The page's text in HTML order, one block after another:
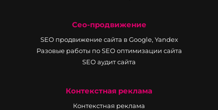
Сео-продвижение
SEO продвижение сайта в Google, Yandex
Разовые работы по SEO оптимизации сайта
SEO аудит сайта
Контекстная реклама
Контекстная реклама